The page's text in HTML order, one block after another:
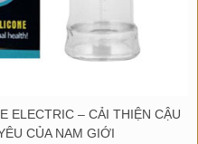
ELECTRIC – CẢI THIỆN CẬU
CỦA NAM GIỚI